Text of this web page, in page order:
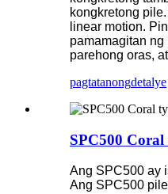
kongkretong
linear motion.
pamamagitan
parehong oras,
pagtatanongdetalye
SPC500
Ang SPC500 ay
Ang SPC500